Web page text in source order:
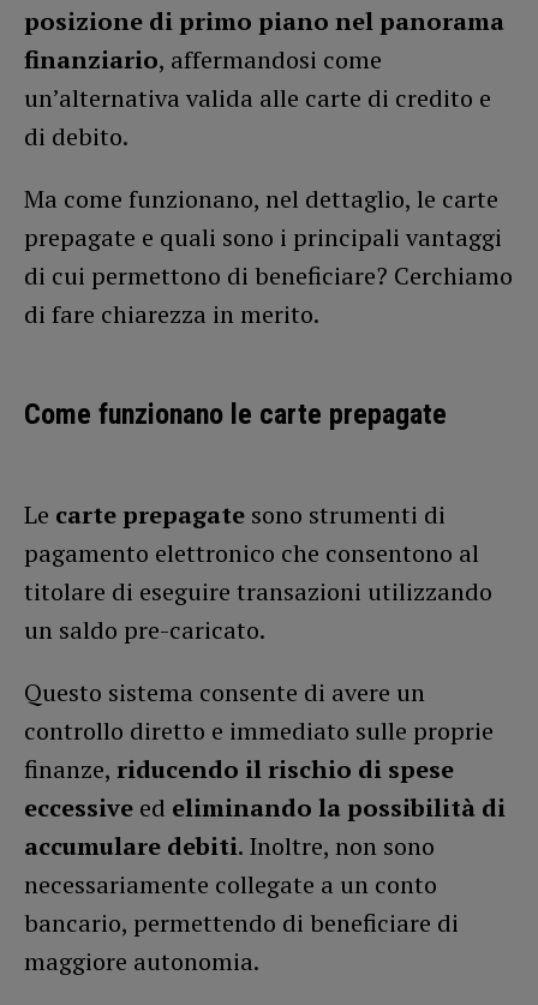
posizione di primo piano nel panorama
finanziario, affermandosi come
un’alternativa valida alle carte di credito e
di debito.
Ma come funzionano, nel dettaglio, le carte
prepagate e quali sono i principali vantaggi
di cui permettono di beneficiare? Cerchiamo
di fare chiarezza in merito.
Come funzionano le carte prepagate
Le carte prepagate sono strumenti di
pagamento elettronico che consentono al
titolare di eseguire transazioni utilizzando
un saldo pre-caricato.
Questo sistema consente di avere un
controllo diretto e immediato sulle proprie
finanze, riducendo il rischio di spese
eccessive ed eliminando la possibilità di
accumulare debiti. Inoltre, non sono
necessariamente collegate a un conto
bancario, permettendo di beneficiare di
maggiore autonomia.